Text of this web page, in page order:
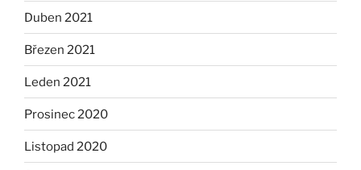
Duben 2021
Březen 2021
Leden 2021
Prosinec 2020
Listopad 2020